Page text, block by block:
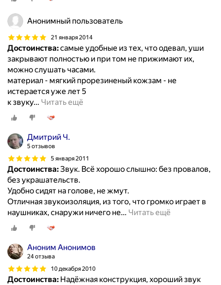
Анонимный пользователь
21 января 2014
Достоинства:самые удобные из тех, что одевал, уши
закрывают полностью и при том не прижимают их,
можно слушать часами.
материал - мягкий прорезиненый кожзам - не
истерается уже лет 5
к звуку… Читать ещё
Дмитрий Ч.
5 отзывов
5 января 2011
Достоинства:Звук. Всё хорошо слышно: без провалов,
без украшательств.
Удобно сидят на голове, не жмут.
Отличная звукоизоляция, из того, что громко играет в
наушниках, снаружи ничего не… Читать ещё
Аноним Анонимов
24 отзыва
10 декабря 2010
Достоинства: Надёжная конструкция, хороший звук